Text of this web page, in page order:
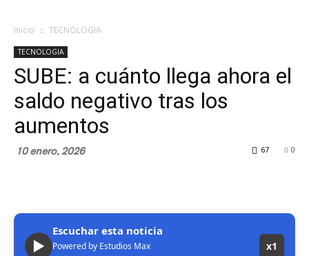
Inicio TECNOLOGIA
TECNOLOGIA
SUBE: a cuánto llega ahora el
saldo negativo tras los
aumentos
10 enero, 2026 0
67
▶
Escuchar esta noticia
Powered by Estudios Max
x1